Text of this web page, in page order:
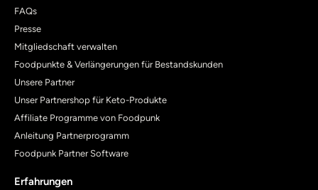
FAQs
Presse
Mitgliedschaft verwalten
Foodpunkte & Verlängerungen für Bestandskunden
Unsere Partner
Unser Partnershop für Keto-Produkte
Affiliate Programme von Foodpunk
Anleitung Partnerprogramm
Foodpunk Partner Software
Erfahrungen